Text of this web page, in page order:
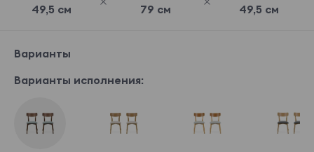
49,5 см 79 см 49,5 см
Варианты
Варианты исполнения: